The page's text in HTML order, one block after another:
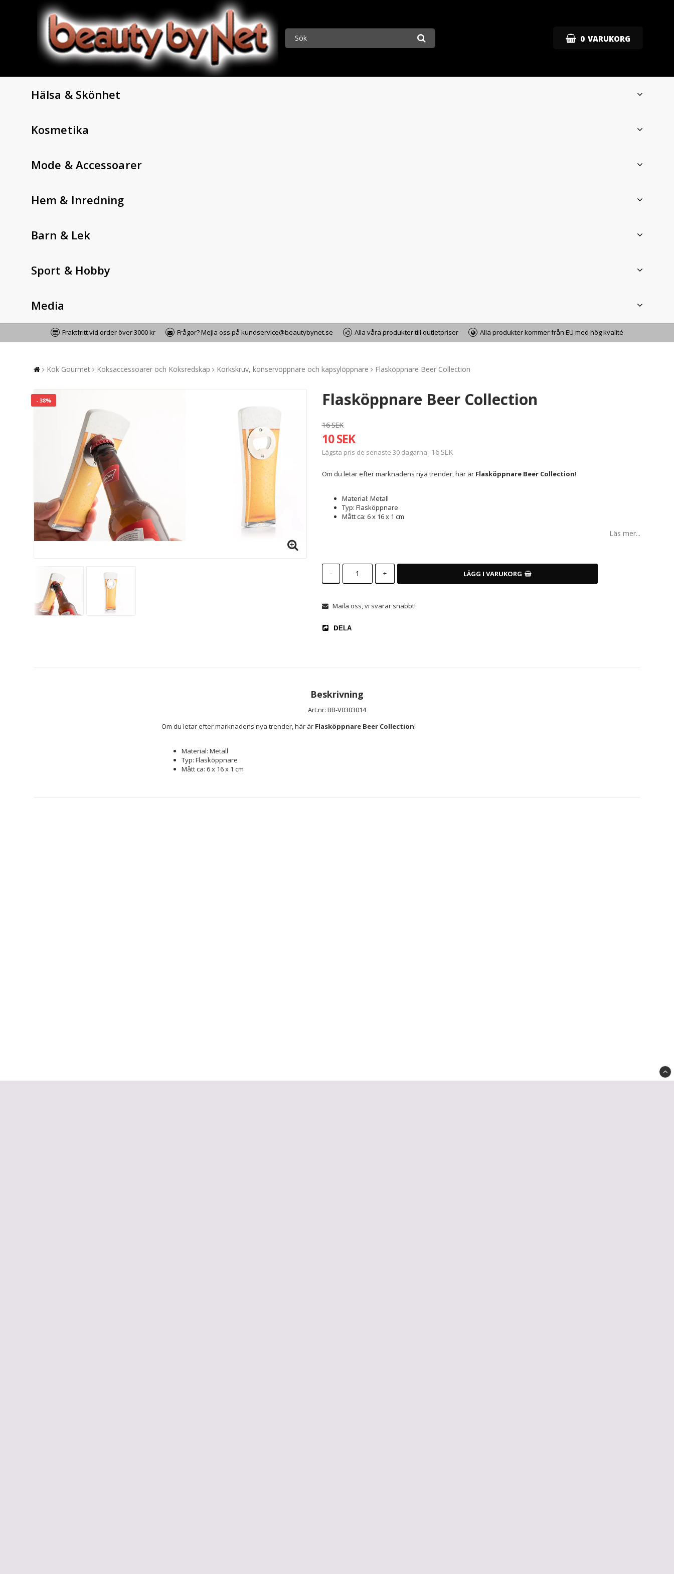
0 VARUKORG
Hälsa & Skönhet
Kosmetika
Mode & Accessoarer
Hem & Inredning
Barn & Lek
Sport & Hobby
Media
Fraktfritt vid order över 3000 kr Frågor? Mejla oss på kundservice@beautybynet.se Alla våra produkter till outletpriser Alla produkter kommer från EU med hög kvalité
Kök Gourmet Köksaccessoarer och Köksredskap Korkskruv, konservöppnare och kapsylöppnare Flasköppnare Beer Collection
- 38% Flasköppnare Beer Collection
16 SEK
10 SEK
Lägsta pris de senaste 30 dagarna 16 SEK
Om du letar efter marknadens nya trender, här är Flasköppnare Beer Collection!
Material: Metall
Typ: Flasköppnare
Mått ca: 6 x 16 x 1 cm
Läs mer...
- + LÄGG I VARUKORG
Maila oss, vi svarar snabbt!
DELA
Beskrivning
Art.nr: BB-V0303014
Om du letar efter marknadens nya trender, här är Flasköppnare Beer Collection!
Material: Metall
Typ: Flasköppnare
Mått ca: 6 x 16 x 1 cm